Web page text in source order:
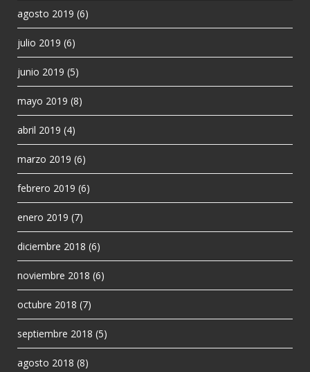
agosto 2019 (6)
julio 2019 (6)
junio 2019 (5)
mayo 2019 (8)
abril 2019 (4)
marzo 2019 (6)
febrero 2019 (6)
enero 2019 (7)
diciembre 2018 (6)
noviembre 2018 (6)
octubre 2018 (7)
septiembre 2018 (5)
agosto 2018 (8)